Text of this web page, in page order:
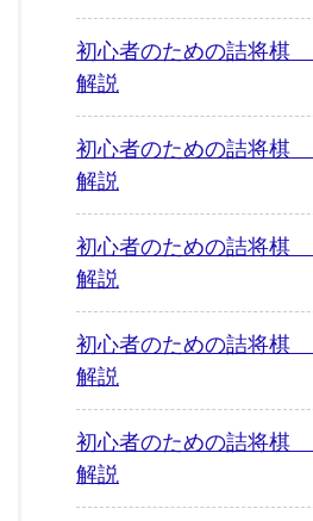
初心者のための詰将棋
解説
初心者のための詰将棋
解説
初心者のための詰将棋
解説
初心者のための詰将棋
解説
初心者のための詰将棋
解説